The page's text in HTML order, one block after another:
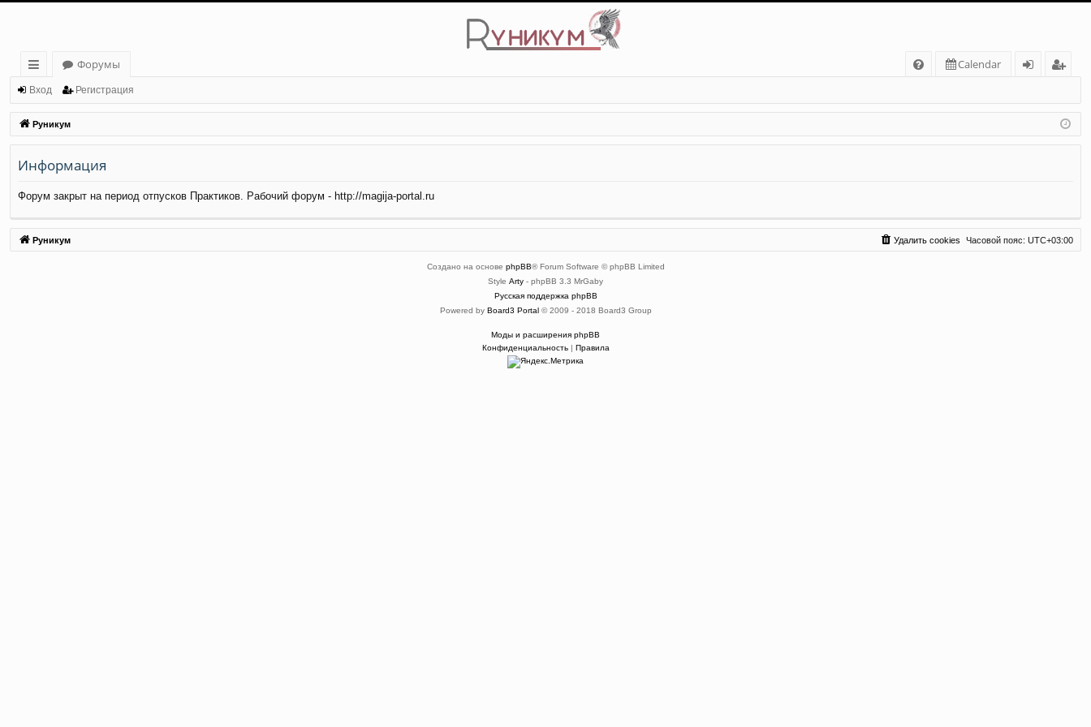
с
ы
лк
и
Форумы
Q
Calendar
д
ис
тр
Вход Регистрация
Руникум
Информация
Форум закрыт на период отпусков Практиков. Рабочий форум - http://magija-portal.ru
Руникум Часовой пояс: UTC+03:00
Удалить cookies
Создано на основе phpBB® Forum Software © phpBB Limited
Style Arty - phpBB 3.3 MrGaby
Русская поддержка phpBB
Powered by Board3 Portal© 2009 - 2018 Board3 Group
Моды и расширения phpBB
Конфиденциальность| Правила